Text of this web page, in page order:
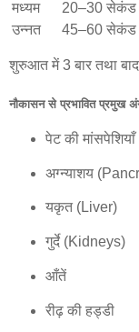
मध्यम
20–30 सेकंड
उन्नत
45–60 सेकंड
शुरुआत में 3 बार तथा
नौकासन से प्रभावित प्रमुख
पेट की मांसपेशियाँ
अग्न्याशय
यकृत (Liver)
गुर्दे (Kidneys)
आँतें
रीढ़ की हड्डी